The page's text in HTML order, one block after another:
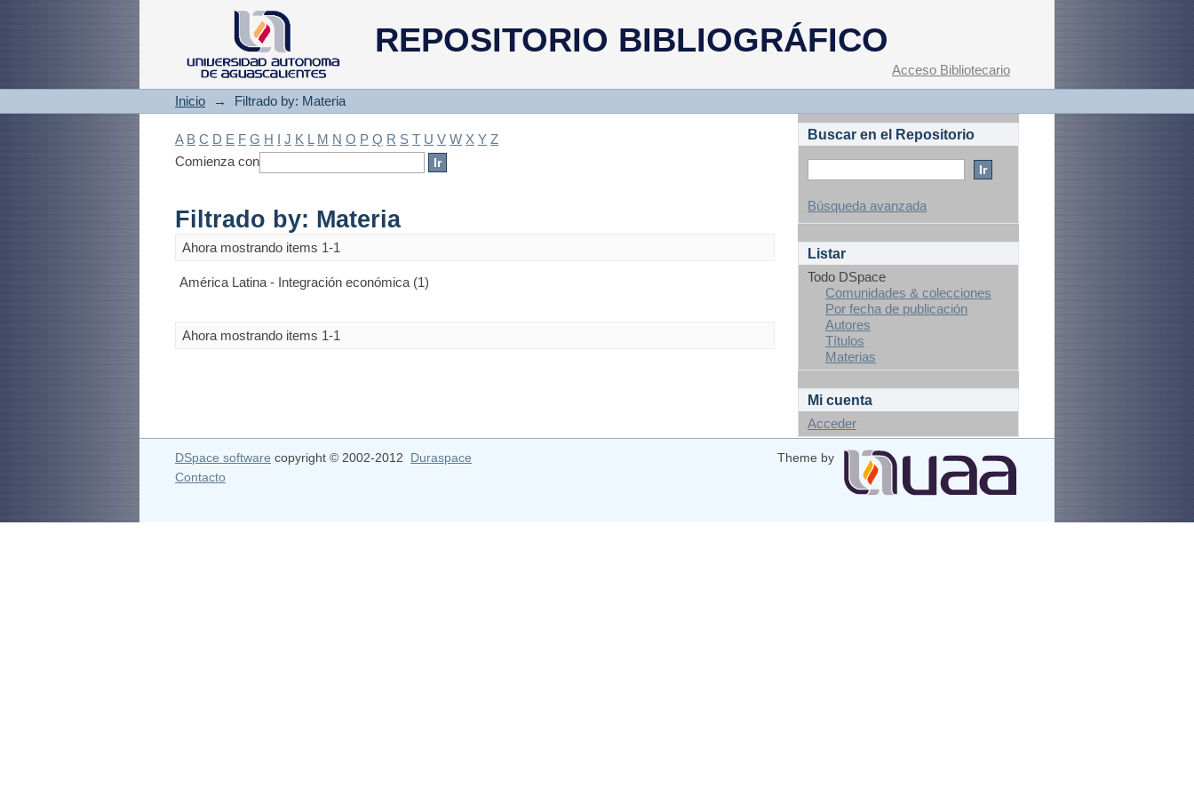
REPOSITORIO BIBLIOGRÁFICO
Filtrado by: Materia
Acceso Bibliotecario
Inicio → Filtrado by: Materia
A B C D E F G H I J K L M N O P Q R S T U V W X Y Z
Comienza con
Filtrado by: Materia
Ahora mostrando items 1-1
América Latina - Integración económica (1)
Ahora mostrando items 1-1
Buscar en el Repositorio
Búsqueda avanzada
Listar
Todo DSpace
Comunidades & colecciones
Por fecha de publicación
Autores
Títulos
Materias
Mi cuenta
Acceder
DSpace software copyright © 2002-2012 Duraspace
Theme by
Contacto